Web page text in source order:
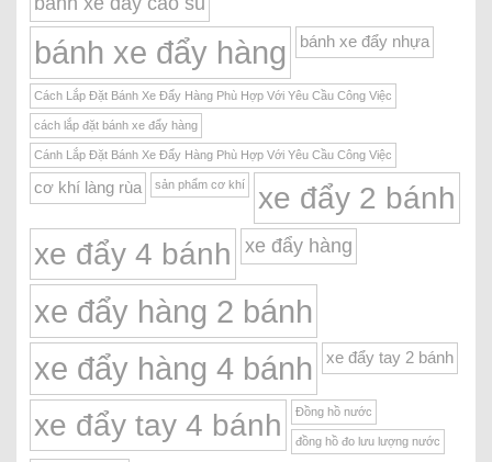
bánh xe đẩy hàng bánh xe đẩy nhựa
Cách Lắp Đặt Bánh Xe Đẩy Hàng Phù Hợp Với Yêu Cầu Công Việc
cách lắp đặt bánh xe đẩy hàng
Cánh Lắp Đặt Bánh Xe Đẩy Hàng Phù Hợp Với Yêu Cầu Công Việc
cơ khí làng rùa sản phẩm cơ khí
xe đẩy 2 bánh
xe đẩy 4 bánh
xe đẩy hàng
xe đẩy hàng 2 bánh
xe đẩy hàng 4 bánh xe đẩy tay 2 bánh
xe đẩy tay 4 bánh Đồng hồ nước
đồng hồ đo lưu lượng nước